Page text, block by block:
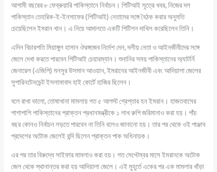
আগামী বছরের ৮ ফেব্রুয়ারি পাকিস্তানে নির্বাচন। পিটিআই সূত্রে খবর, নিজের দল
পাকিস্তান তেহরিক-ই-ইনসাফের (পিটিআই) নেতাদের সঙ্গে বৈঠক করার অনুমতি
চেয়েছিলেন ইমরান খান। এ নিয়ে আদালতে একটি পিটিশন দাখিল করেছিলেন তিনি।
এদিন বিচারপতি মিয়াঙ্গুল হাসান ঔরঙ্গজেব নির্দেশ দেন, দলীয় নেতা ও আইনজীবীদের সঙ্গে
জেলে দেখা করতে পারবেন পিটিআই চেয়ারম্যান। শুনানির সময় পাকিস্তানের অ্যাটর্নি
জেনারেল (এজিপি) মনসুর উসমান আওয়ান, ইমরানের আইনজীবী এবং আদিয়ালা জেলের
সুপারিনটেনডেন্ট ইসলামাবাদ হাই কোর্টে হাজির ছিলেন।
বলে রাখা ভালো, তোষাখানা মামলায় গত ৫ আগস্ট গ্রেপ্তার হন ইমরান। হাজতবাসের
পাশাপাশি পাকিস্তানের প্রাক্তন প্রধানমন্ত্রীকে ১ লাখ রুপি জরিমানাও করা হয়। পাঁচ
বছর কোনও নির্বাচন লড়তে পারবেন না তিনি বলেও জানানো হয়। তার পর থেকে ওই পাঞ্জাব
প্রদেশের অটোক জেলেই বন্দি ছিলেন প্রাক্তন পাক অধিনায়ক।
এর পর তার বিরুদ্ধে সাইফার মামলাও করা হয়। গত সেপ্টেম্বর মাসে ইমরানকে অটোক
জেল থেকে স্থানান্তর করা হয় আদিয়ালা জেলে। এই মুহূর্তে একের পর এক মামলার খাঁড়া